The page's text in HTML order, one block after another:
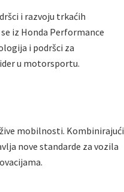
i razvoju trkaćih
iz Honda Performance
i podršci za
u motorsportu.
mobilnosti. Kombinirajući
nove standarde za vozila